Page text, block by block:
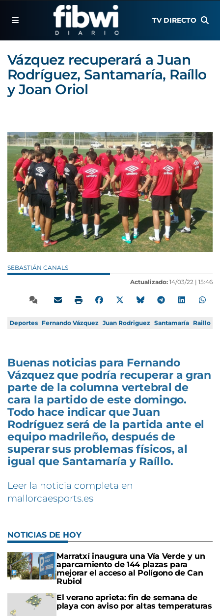
TV DIRECTO
Vázquez recuperará a Juan
Rodríguez, Santamaría, Raíllo
y Joan Oriol
SEBASTIÁN CANALS
Actualizado: 14/03/22 | 15:46
Deportes Fernando Vázquez Juan Rodriguez Santamaría Raillo
Buenas noticias para Fernando
Vázquez que podría recuperar a gran
parte de la columna vertebral de
cara la partido de este domingo.
Todo hace indicar que Juan
Rodríguez será de la partida ante el
equipo madrileño, después de
superar sus problemas físicos, al
igual que Santamaría y Raíllo.
Leer la noticia completa en
mallorcaesports.es
NOTICIAS DE HOY
Marratxí inaugura una Vía Verde y un
aparcamiento de 144 plazas para
mejorar el acceso al Polígono de Can
Rubiol
El verano aprieta: fin de semana de
playa con aviso por altas temperaturas